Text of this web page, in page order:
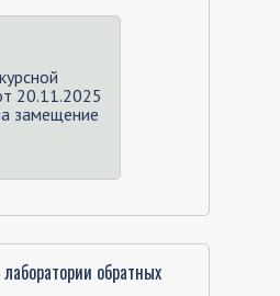
20.11.2025
замещение
обратных